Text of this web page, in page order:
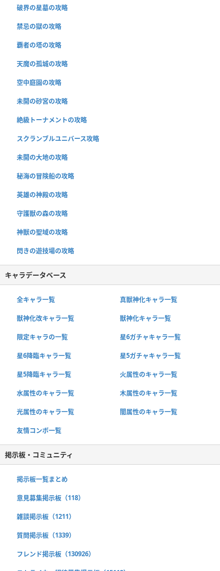
破界の星墓の攻略
禁忌の獄の攻略
覇者の塔の攻略
天魔の孤城の攻略
空中庭園の攻略
未開の砂宮の攻略
絶級トーナメントの攻略
スクランブルユニバース攻略
未開の大地の攻略
秘海の冒険船の攻略
英雄の神殿の攻略
守護獣の森の攻略
神獣の聖域の攻略
閃きの遊技場の攻略
キャラデータベース
全キャラ一覧 真獣神化キャラ一覧
獣神化改キャラ一覧 獣神化キャラ一覧
限定キャラの一覧 星6ガチャキャラ一覧
星6降臨キャラ一覧 星5ガチャキャラ一覧
星5降臨キャラ一覧 火属性のキャラ一覧
水属性のキャラ一覧 木属性のキャラ一覧
光属性のキャラ一覧 闇属性のキャラ一覧
友情コンボ一覧
掲示板・コミュニティ
掲示板一覧まとめ
意見募集掲示板（118）
雑談掲示板（1211）
質問掲示板（1339）
フレンド掲示板（130926）